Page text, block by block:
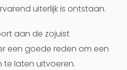
uiterlijk is ontstaan.
aan de zojuist
een goede reden om een
te laten uitvoeren.